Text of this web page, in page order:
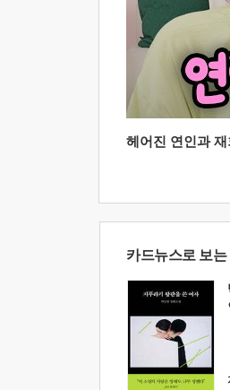
헤어진 연인과
카드뉴스로 보는